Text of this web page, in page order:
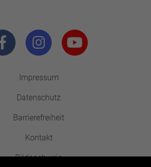
Impressum
Datenschutz
Barrierefreiheit
Kontakt
Bildnachweis